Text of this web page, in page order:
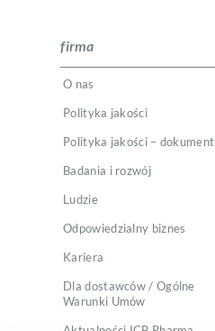
firma
O nas
Polityka jakości
Polityka jakości – dokument
Badania i rozwój
Ludzie
Odpowiedzialny biznes
Kariera
Dla dostawców / Ogólne
Warunki Umów